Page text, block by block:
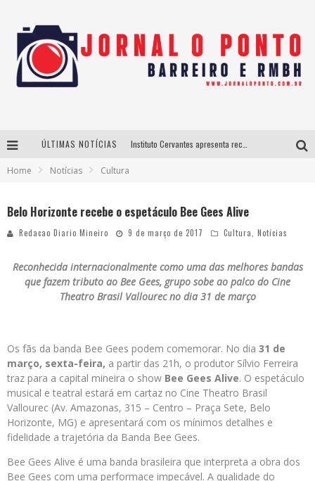
ÚLTIMAS NOTÍCIAS
Home Notícias Cultura
Belo Horizonte recebe o espetáculo Bee Gees Alive
Redacao Diario Mineiro 9 de março de 2017 Cultura Notícias
Reconhecida internacionalmente como uma das melhores bandas
que fazem tributo ao Bee Gees, grupo sobe ao palco do Cine
Theatro Brasil Vallourec no dia 31 de março
Os fãs da banda Bee Gees podem comemorar. No dia 31 de
março, sexta-feira, a partir das 21h, o produtor Sílvio Ferreira
traz para a capital mineira o show Bee Gees Alive. O espetáculo
musical e teatral estará em cartaz no Cine Theatro Brasil
Vallourec (Av. Amazonas, 315 – Centro – Praça Sete, Belo
Horizonte, MG) e apresentará com os mínimos detalhes e
fidelidade a trajetória da Banda Bee Gees.
Bee Gees Alive é uma banda brasileira que interpreta a obra dos
Bee Gees com uma performace impecável. A qualidade do